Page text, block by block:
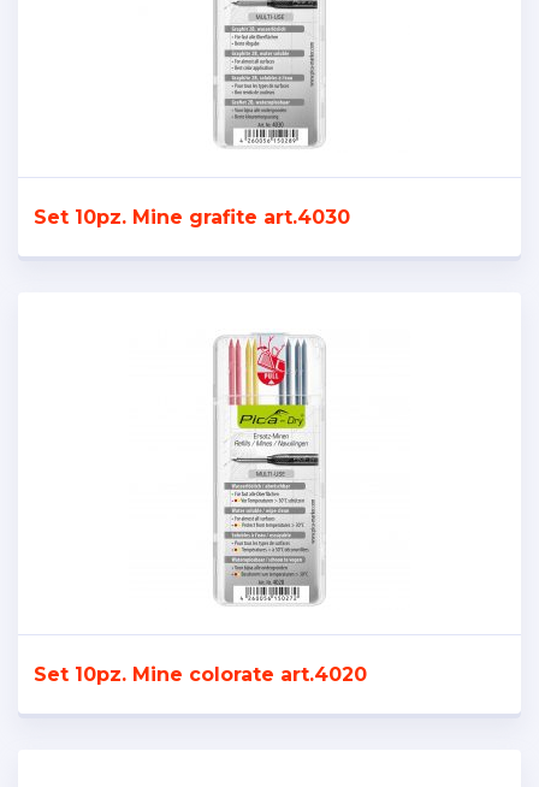
Set 10pz. Mine grafite art.4030
Set 10pz. Mine colorate art.4020